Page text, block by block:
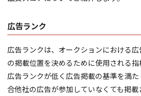
広告ランク
広告ランクは、オークションにおける
の掲載位置を決めるために使用される指
広告ランクが低く広告掲載の基準を満
合他社の広告が参加していなくても掲載